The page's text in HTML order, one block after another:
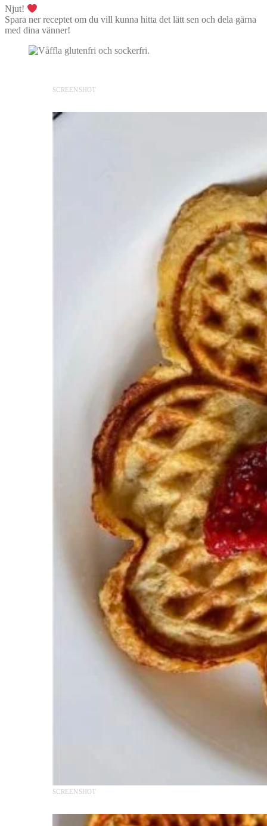
Njut!
Spara ner receptet om du vill kunna hitta det lätt sen och dela gärna
med dina vänner!
SCREENSHOT
SCREENSHOT